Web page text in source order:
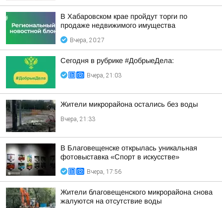
В Хабаровском крае пройдут торги по
продаже недвижимого имущества
Вчера, 20:27
Сегодня в рубрике #ДобрыеДела:
Вчера, 21:03
Жители микрорайона остались без воды
Вчера, 21:33
В Благовещенске открылась уникальная
фотовыставка «Спорт в искусстве»
Вчера, 17:56
Жители благовещенского микрорайона снова
жалуются на отсутствие воды